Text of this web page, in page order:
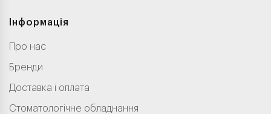
Інформація
Про нас
Бренди
Доставка і оплата
Стоматологічне обладнання